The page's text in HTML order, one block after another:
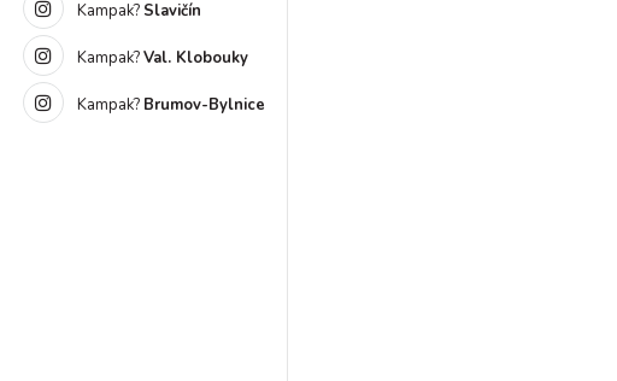
Kampak? Slavičín
Kampak?Val. Klobouky
Kampak? Brumov-Bylnice